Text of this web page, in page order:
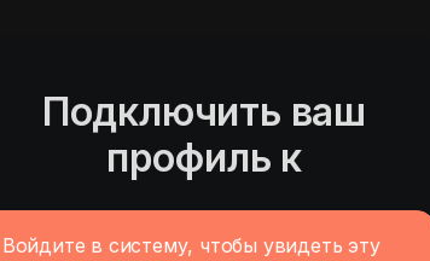
Подключить ваш
профиль к
Войдите в систему, чтобы увидеть эту